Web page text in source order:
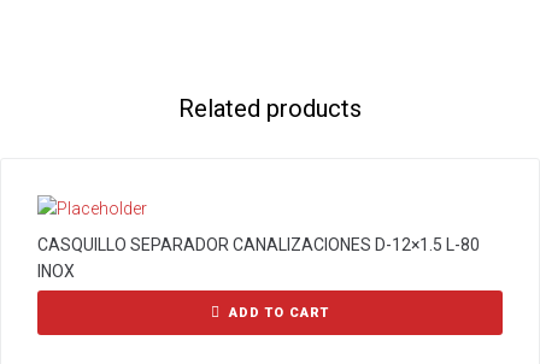
Related products
CASQUILLO SEPARADOR CANALIZACIONES D-12×1.5 L-80
INOX
ADD TO CART